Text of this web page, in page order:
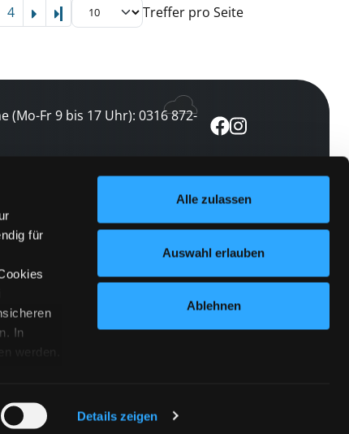
für
In
werden.
links
Details zeigen
Alle zulassen
Auswahl erlauben
Ablehnen
4 Letzte Seite Treffer pro Seite
(Mo-Fr 9 bis 17 Uhr): 0316 872-
abonnieren
Veranstaltung verpassen